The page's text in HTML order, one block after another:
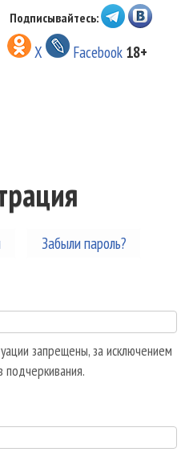
Подписывайтесь:
X Facebook 18+
Забыли пароль?
запрещены, за исключением
подчеркивания.